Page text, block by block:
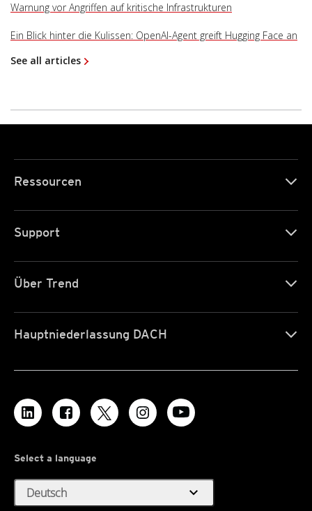
Warnung vor Angriffen auf kritische Infrastrukturen
Ein Blick hinter die Kulissen: OpenAI-Agent greift Hugging Face an
See all articles
Ressourcen
Support
Über Trend
Hauptniederlassung DACH
Select a language
Deutsch expand_more